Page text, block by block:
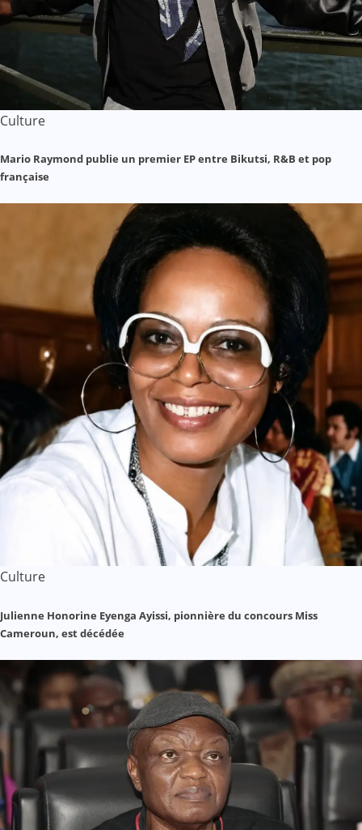
Culture
Mario Raymond publie un premier EP entre Bikutsi, R&B et pop
française
Culture
Julienne Honorine Eyenga Ayissi, pionnière du concours Miss
Cameroun, est décédée